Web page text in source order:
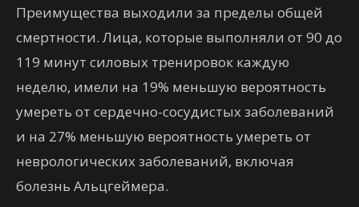
Преимущества выходили за пределы общей
смертности. Лица, которые выполняли от 90 до
119 минут силовых тренировок каждую
неделю, имели на 19% меньшую вероятность
умереть от сердечно-сосудистых заболеваний
и на 27% меньшую вероятность умереть от
неврологических заболеваний, включая
болезнь Альцгеймера.